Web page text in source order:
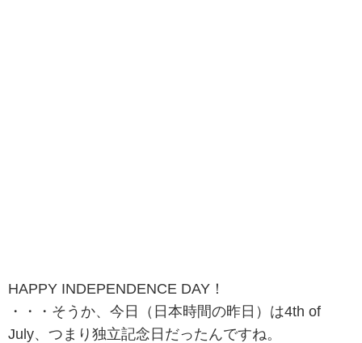
HAPPY INDEPENDENCE DAY！
・・・そうか、今日（日本時間の昨日）は4th of
July、つまり独立記念日だったんですね。